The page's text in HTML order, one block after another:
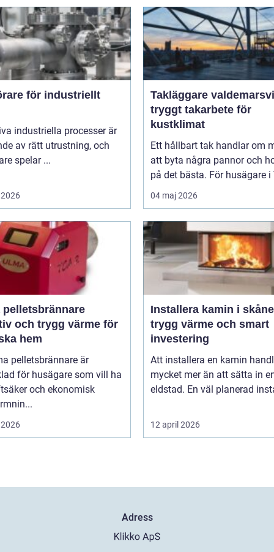
för industriellt
industriella processer är
av rätt utrustning, och
spelar ...
Takläggare
tryggt takarbete för
kustklimat
Ett hållbart tak handlar om
att byta några pannor och
på det bästa. För husägare i
04 maj 2026
pelletsbrännare
och trygg värme för
hem
pelletsbrännare är
för husägare som vill ha
och ekonomisk
Installera kamin i skåne
trygg värme och smart
investering
Att installera en kamin
mycket mer än att sätta in
eldstad. En väl planerad
12 april 2026
Adress